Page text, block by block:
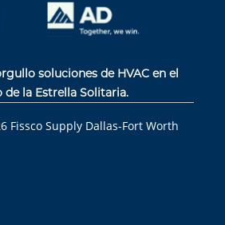
soluciones de HVAC en el
de la Estrella Solitaria.
Fissco Supply Dallas-Fort Worth